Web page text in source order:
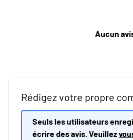
Aucun
Rédigez votre propre
Seuls les utilisateurs
écrire des avis. Veuillez